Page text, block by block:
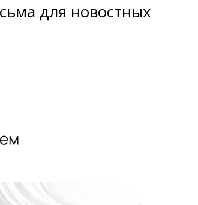
для новостных